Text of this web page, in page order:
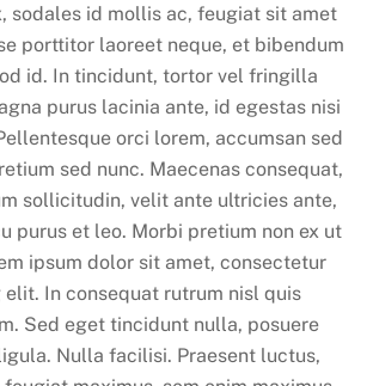
sodales id mollis ac, feugiat sit amet
porttitor laoreet neque, et bibendum
id. In tincidunt, tortor vel fringilla
purus lacinia ante, id egestas nisi
orci lorem, accumsan sed
sed nunc. Maecenas consequat,
sollicitudin, velit ante ultricies ante,
purus et leo. Morbi pretium non ex ut
ipsum dolor sit amet, consectetur
elit. In consequat rutrum nisl quis
Sed eget tincidunt nulla, posuere
Nulla facilisi. Praesent luctus,